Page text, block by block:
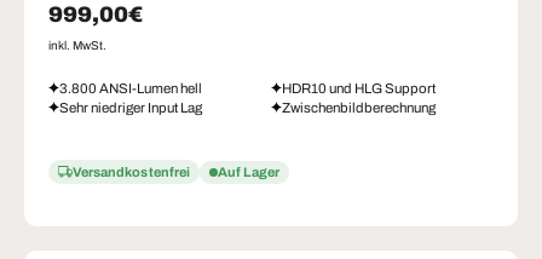
Normaler Preis
999,00€
inkl. MwSt.
3.800 ANSI-Lumen hell
HDR10 und HLG Support
Sehr niedriger Input Lag
Zwischenbildberechnung
Versandkostenfrei Auf Lager